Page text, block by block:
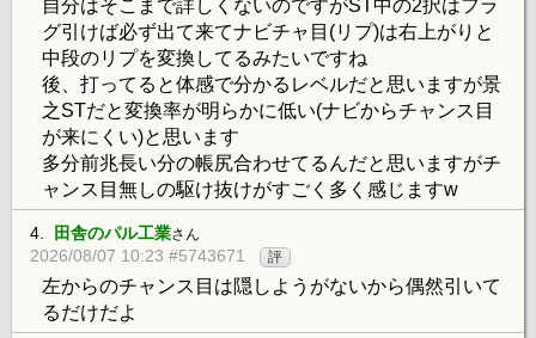
自分はそこまで詳しくないのですがST中の2択はフラ
グ引けば必ず出て来てナビチャ目(リプ)は右上がりと
中段のリプを変換してるみたいですね
後、打ってると体感で分かるレベルだと思いますが景
之STだと変換率が明らかに低い(ナビからチャンス目
が来にくい)と思います
多分前兆長い分の帳尻合わせてるんだと思いますがチ
ャンス目無しの駆け抜けがすごく多く感じますw
4. 田舎のパル工業さん
2026/08/07 10:23 #5743671 評
左からのチャンス目は隠しようがないから偶然引いて
るだけだよ